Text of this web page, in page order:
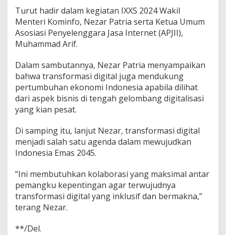
Turut hadir dalam kegiatan IXXS 2024 Wakil
Menteri Kominfo, Nezar Patria serta Ketua Umum
Asosiasi Penyelenggara Jasa Internet (APJII),
Muhammad Arif.
Dalam sambutannya, Nezar Patria menyampaikan
bahwa transformasi digital juga mendukung
pertumbuhan ekonomi Indonesia apabila dilihat
dari aspek bisnis di tengah gelombang digitalisasi
yang kian pesat.
Di samping itu, lanjut Nezar, transformasi digital
menjadi salah satu agenda dalam mewujudkan
Indonesia Emas 2045.
“Ini membutuhkan kolaborasi yang maksimal antar
pemangku kepentingan agar terwujudnya
transformasi digital yang inklusif dan bermakna,”
terang Nezar.
**/Del.